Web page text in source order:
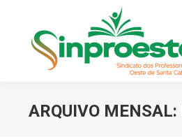
ARQUIVO MENSAL: